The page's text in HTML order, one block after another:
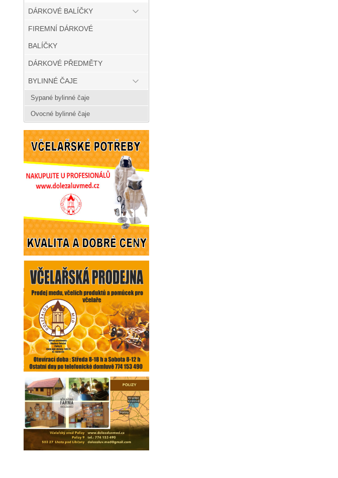
DÁRKOVÉ BALÍČKY
FIREMNÍ DÁRKOVÉ
BALÍČKY
DÁRKOVÉ PŘEDMĚTY
BYLINNÉ ČAJE
Sypané bylinné čaje
Ovocné bylinné čaje